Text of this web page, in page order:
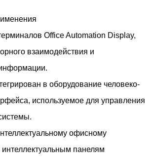
Office Automation Display,
взаимодействия и
в оборудование человеко-
используемое для управления
офисному
панелям